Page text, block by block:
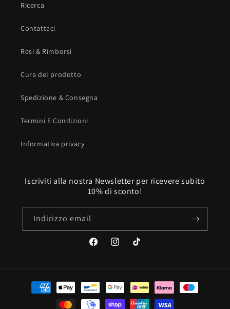
Ricerca
Contattaci
Resi & Rimborsi
Cura del prodotto
Spedizione & Consegna
Termini E Condizioni
Informativa privacy
Iscriviti alla nostra Newsletter per ricevere subito
10% di sconto!
Indirizzo email
FacebookInstagramTikTok
Metodi